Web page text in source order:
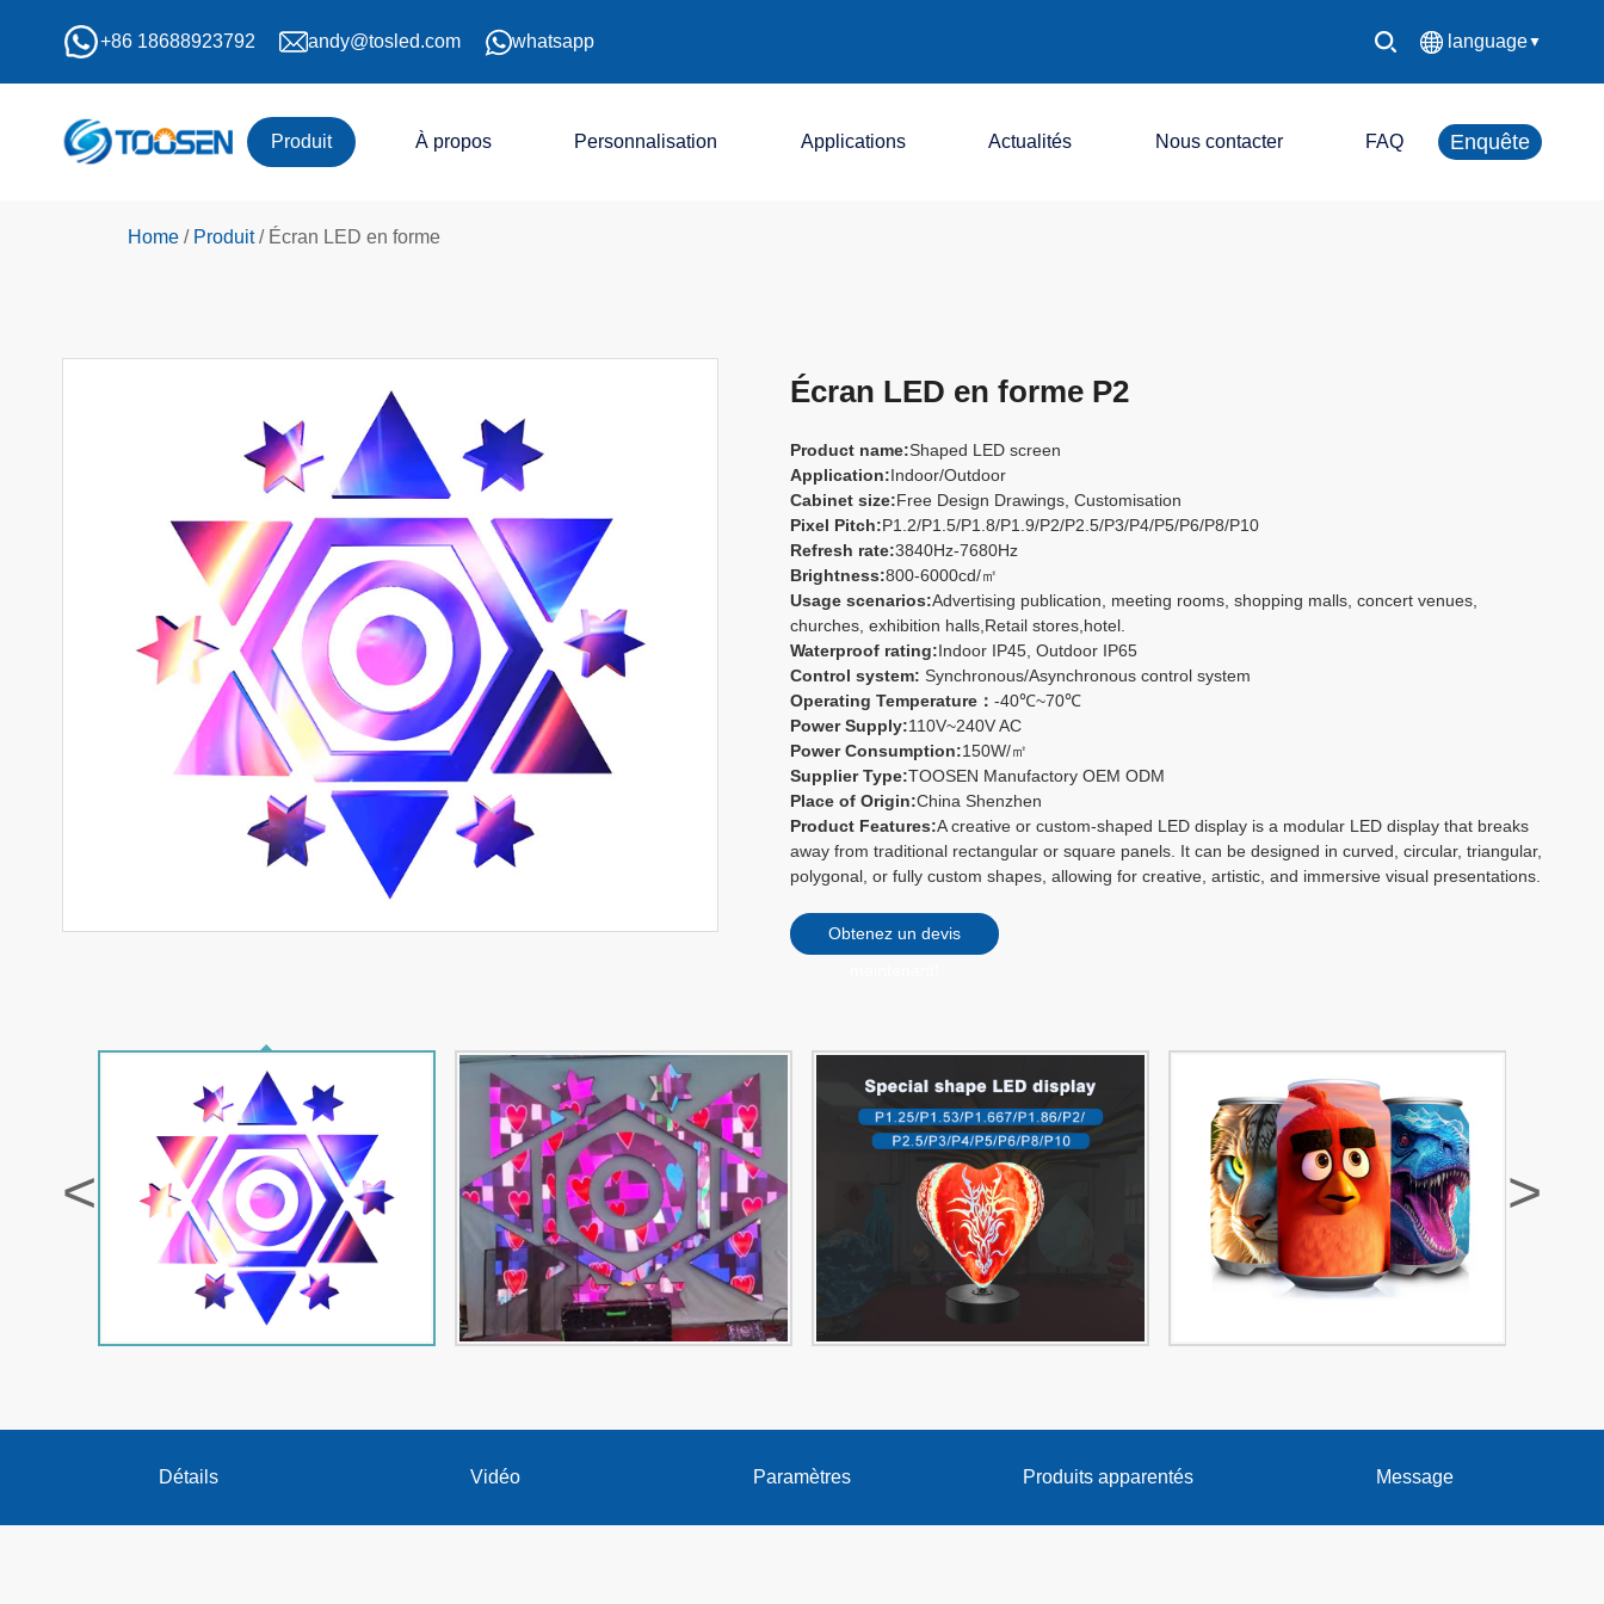
+86 18688923792 andy@tosled.com whatsapp language▼
中文简体
English
Produit À propos Personnalisation Applications Actualités Nous contacter FAQ Enquête
Home / Produit/ Écran LED en forme
Écran LED en forme P2
Product name:Shaped LED screen
Application:Indoor/Outdoor
Cabinet size:Free Design Drawings, Customisation
Pixel Pitch:P1.2/P1.5/P1.8/P1.9/P2/P2.5/P3/P4/P5/P6/P8/P10
Refresh rate:3840Hz-7680Hz
Brightness:800-6000cd/㎡
Usage scenarios:Advertising publication, meeting rooms, shopping malls, concert venues,
churches, exhibition halls,Retail stores,hotel.
Waterproof rating:Indoor IP45, Outdoor IP65
Control system: Synchronous/Asynchronous control system
Operating Temperature： -40℃~70℃
Power Supply:110V~240V AC
Power Consumption:150W/㎡
Supplier Type:TOOSEN Manufactory OEM ODM
Place of Origin:China Shenzhen
Product Features:A creative or custom-shaped LED display is a modular LED display that breaks
away from traditional rectangular or square panels. It can be designed in curved, circular, triangular,
polygonal, or fully custom shapes, allowing for creative, artistic, and immersive visual presentations.
Obtenez un devis
< >
Détails Vidéo Paramètres Produits apparentés Message